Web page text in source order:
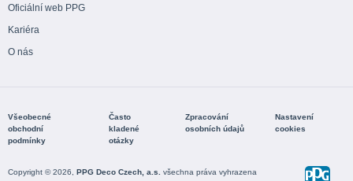
Oficiální web PPG
Kariéra
O nás
Všeobecné
obchodní
podmínky
Často
kladené
otázky
Zpracování
osobních údajů
Nastavení
cookies
Copyright © 2026, PPG Deco Czech, a.s. všechna práva vyhrazena